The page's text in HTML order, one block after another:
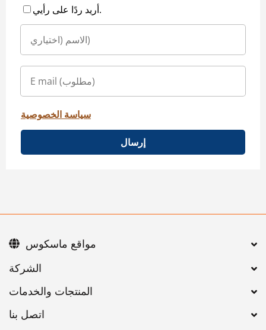
أريد ردًا على رأيي.
سياسة الخصوصية
إرسال
اتصل بنا
مواقع ماسكوس